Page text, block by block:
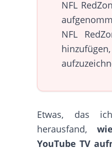
NFL
NFL
Etwas, das
herausfand,
YouTube TV